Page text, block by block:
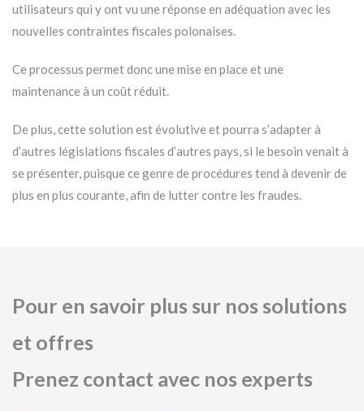
utilisateurs qui y ont vu une réponse en adéquation avec les
nouvelles contraintes fiscales polonaises.
Ce processus permet donc une mise en place et une
maintenance à un coût réduit.
De plus, cette solution est évolutive et pourra s’adapter à
d’autres législations fiscales d’autres pays, si le besoin venait à
se présenter, puisque ce genre de procédures tend à devenir de
plus en plus courante, afin de lutter contre les fraudes.
Pour en savoir plus sur nos solutions
et offres
Prenez contact avec nos experts